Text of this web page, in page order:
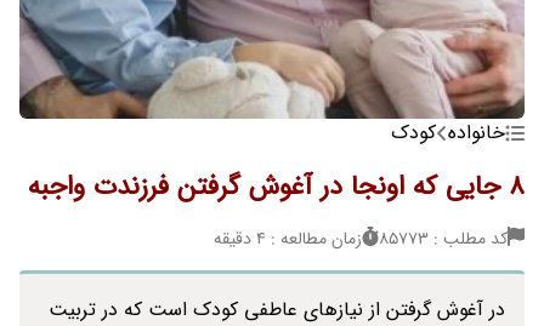
خانواده کودک
8 جایی که اونجا در آغوش گرفتن فرزندت واجبه
کد مطلب : 85773 زمان مطالعه : 4 دقیقه
در آغوش گرفتن از نیازهای عاطفی کودک است که در تربیت